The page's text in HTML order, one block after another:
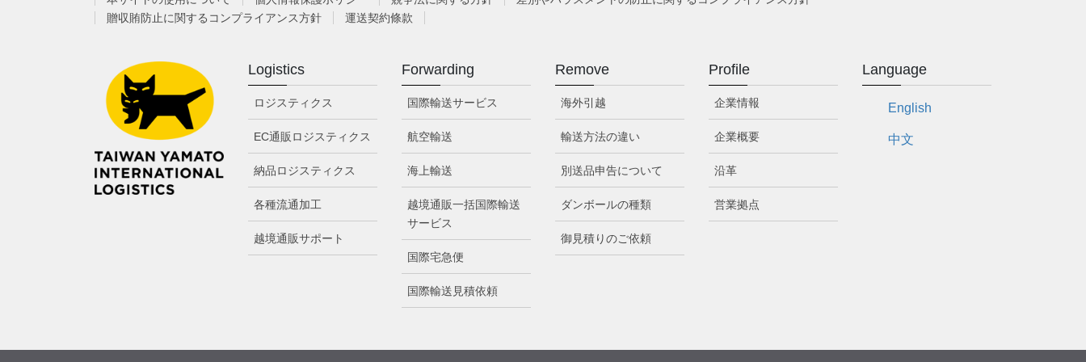
贈収賄防止に関するコンプライアンス方針
運送契約條款
Logistics
ロジスティクス
EC通販ロジスティクス
納品ロジスティクス
各種流通加工
越境通販サポート
Forwarding
国際輸送サービス
航空輸送
海上輸送
越境通販一括国際輸送
サービス
国際宅急便
国際輸送見積依頼
Remove
海外引越
輸送方法の違い
別送品申告について
ダンボールの種類
御見積りのご依頼
Profile
企業情報
企業概要
沿革
営業拠点
Language
English
中文